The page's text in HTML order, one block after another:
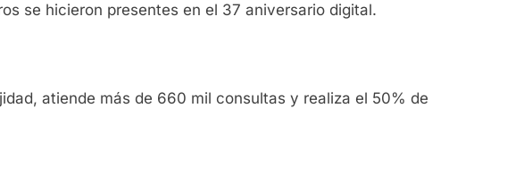
se hicieron presentes en el 37 aniversario digital.
atiende más de 660 mil consultas y realiza el 50% de